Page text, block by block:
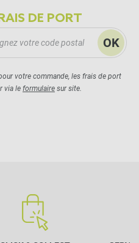
DE PORT
OK
votre commande, les frais de port
via le formulaire sur site.